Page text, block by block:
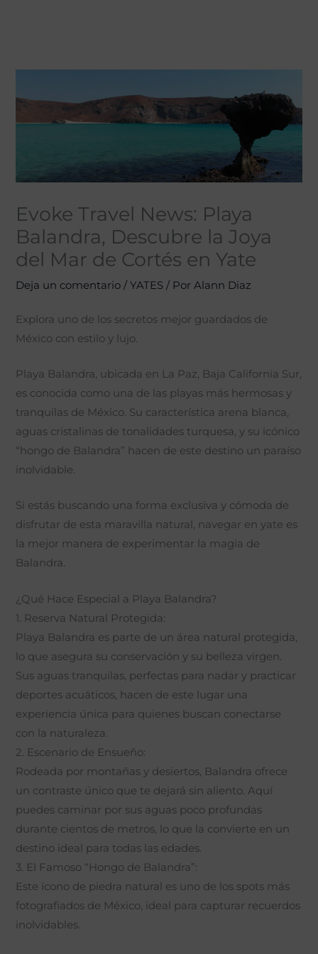
Evoke Travel News: Playa
Balandra, Descubre la Joya
del Mar de Cortés en Yate
Deja un comentario /YATES / PorAlann Diaz
Explora uno de los secretos mejor guardados de
México con estilo y lujo.
Playa Balandra, ubicada en La Paz, Baja California Sur,
es conocida como una de las playas más hermosas y
tranquilas de México. Su característica arena blanca,
aguas cristalinas de tonalidades turquesa, y su icónico
“hongo de Balandra” hacen de este destino un paraíso
inolvidable.
Si estás buscando una forma exclusiva y cómoda de
disfrutar de esta maravilla natural, navegar en yate es
la mejor manera de experimentar la magia de
Balandra.
¿Qué Hace Especial a Playa Balandra?
1. Reserva Natural Protegida:
Playa Balandra es parte de un área natural protegida,
lo que asegura su conservación y su belleza virgen.
Sus aguas tranquilas, perfectas para nadar y practicar
deportes acuáticos, hacen de este lugar una
experiencia única para quienes buscan conectarse
con la naturaleza.
2. Escenario de Ensueño:
Rodeada por montañas y desiertos, Balandra ofrece
un contraste único que te dejará sin aliento. Aquí
puedes caminar por sus aguas poco profundas
durante cientos de metros, lo que la convierte en un
destino ideal para todas las edades.
3. El Famoso “Hongo de Balandra”:
Este ícono de piedra natural es uno de los spots más
fotografiados de México, ideal para capturar recuerdos
inolvidables.